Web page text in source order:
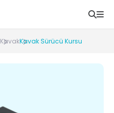
KavakKavak Sürücü Kursu